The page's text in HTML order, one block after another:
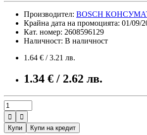
Производител: BOSCH
Крайна дата на промоцията: 01/09/
Кат. номер: 2608596129
Наличност: В наличност
1.64 € / 3.21 лв.
1.34 € / 2.62 лв.


Купи
Купи на кредит